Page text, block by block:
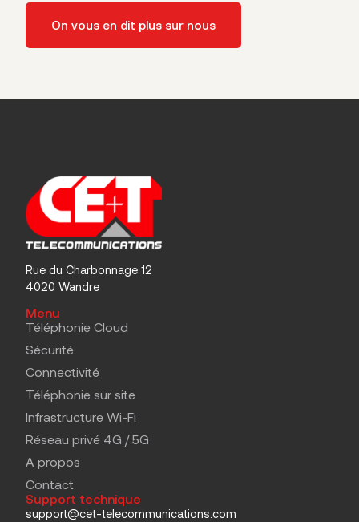
On vous en dit plus sur nous
Rue du Charbonnage 12
4020 Wandre
Menu
Téléphonie Cloud
Sécurité
Connectivité
Téléphonie sur site
Infrastructure Wi-Fi
Réseau privé 4G / 5G
A propos
Contact
Support technique
support@cet-telecommunications.com